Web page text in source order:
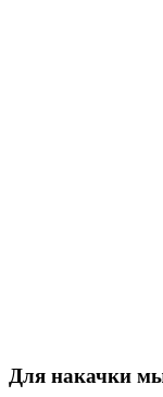
Для накачки